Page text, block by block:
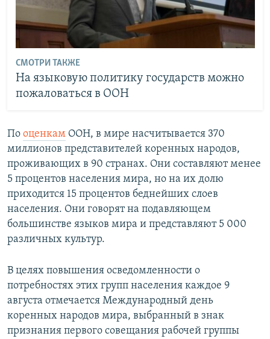
СМОТРИ ТАКЖЕ
На языковую политику государств можно
пожаловаться в ООН
По оценкам ООН, в мире насчитывается 370
миллионов представителей коренных народов,
проживающих в 90 странах. Они составляют менее
5 процентов населения мира, но на их долю
приходится 15 процентов беднейших слоев
населения. Они говорят на подавляющем
большинстве языков мира и представляют 5 000
различных культур.
В целях повышения осведомленности о
потребностях этих групп населения каждое 9
августа отмечается Международный день
коренных народов мира, выбранный в знак
признания первого совещания рабочей группы